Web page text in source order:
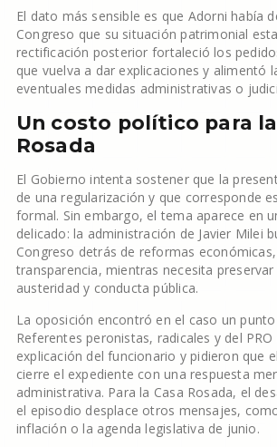
El dato más sensible es que Adorni había
Congreso que su situación patrimonial
rectificación posterior fortaleció los
que vuelva a dar explicaciones y alimentó
eventuales medidas administrativas o
Un costo político para la
Rosada
El Gobierno intenta sostener que la
de una regularización y que corresponde
formal. Sin embargo, el tema aparece en
delicado: la administración de Javier Milei
Congreso detrás de reformas
transparencia, mientras necesita
austeridad y conducta pública.
La oposición encontró en el caso un
Referentes peronistas, radicales y del
explicación del funcionario y pidieron que
cierre el expediente con una respuesta
administrativa. Para la Casa Rosada, el
el episodio desplace otros mensajes,
inflación o la agenda legislativa de junio.